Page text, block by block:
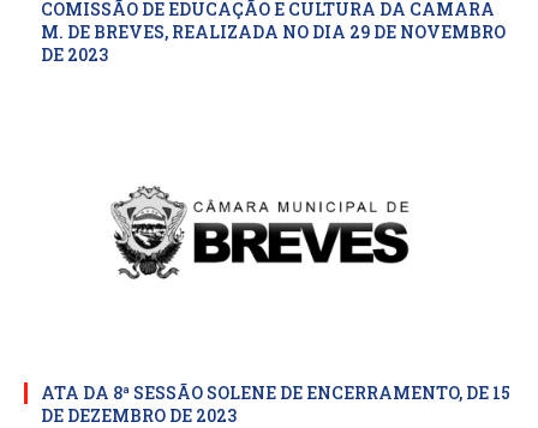
COMISSÃO DE EDUCAÇÃO E CULTURA DA CAMARA
M. DE BREVES, REALIZADA NO DIA 29 DE NOVEMBRO
DE 2023
ATA DA 8ª SESSÃO SOLENE DE ENCERRAMENTO, DE 15
DE DEZEMBRO DE 2023